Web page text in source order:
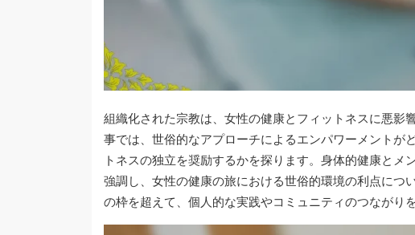
組織化された宗教は、女性の健康とフィットネスに悪影
事では、世俗的なアプローチによるエンパワーメントが
トネスの独立を奨励するかを探ります。身体的健康と
強調し、女性の健康の旅における世俗的環境の利点につ
の枠を超えて、個人的な実践やコミュニティのつながり